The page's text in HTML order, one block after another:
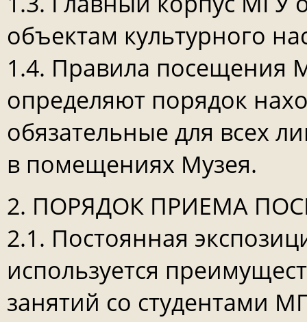
объектам культурного
1.4. Правила посещения
определяют порядок
обязательные для всех
в помещениях Музея.
2. ПОРЯДОК ПРИЕМА
2.1. Постоянная
используется
занятий со студентами